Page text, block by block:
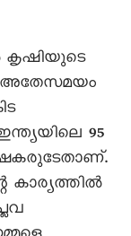
കൃഷിയുടെ
95
കാര്യത്തിൽ